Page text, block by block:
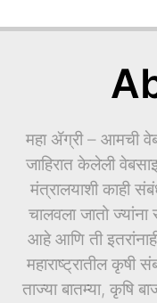
महा ॲग्री – आमची
जाहिरात केलेली
मंत्रालयाशी काही
चालवला जातो
आहे आणि ती
महाराष्ट्रातील कृषी
ताज्या बातम्या, कृषि